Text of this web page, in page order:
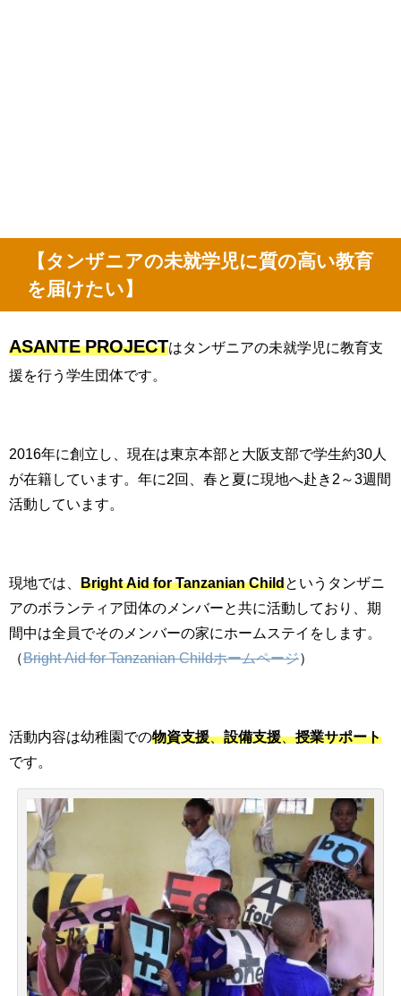
【タンザニアの未就学児に質の高い教育
を届けたい】
ASANTE PROJECTはタンザニアの未就学児に教育支
援を行う学生団体です。
2016年に創立し、現在は東京本部と大阪支部で学生約30 人
が在籍しています。年に2回、春と夏に現地へ赴き 2 ～3週間
活動しています。
現地では、 Bright Aid for Tanzanian Childというタンザニ
アのボランティア団体のメンバーと共に活動しており、期
間中は全員でそのメンバーの家にホームステイをします。
（Bright Aid for Tanzanian Childホームページ）
活動内容は幼稚園での物資支援、設備支援、授業サポート
です。